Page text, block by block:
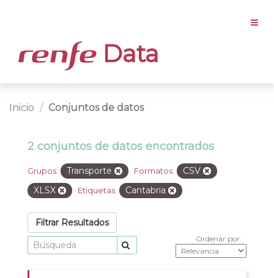
Data
Inicio Conjuntos de datos
2 conjuntos de datos encontrados
Grupos: Transporte Formatos:
CSV
XLSX
Etiquetas: Cantabria
Filtrar Resultados
Ordenar por